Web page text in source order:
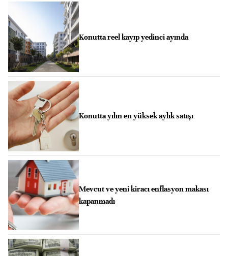
Konutta reel kayıp yedinci ayında
Konutta yılın en yüksek aylık satışı
Mevcut ve yeni kiracı enflasyon makası
kapanmadı